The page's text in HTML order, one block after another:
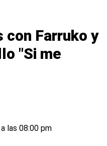
con Farruko y
"Si me
las 08:00 pm